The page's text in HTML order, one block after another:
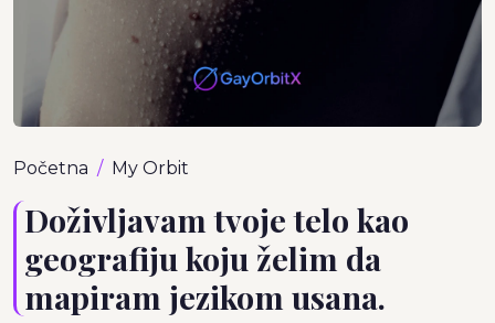
Početna My Orbit
Doživljavam tvoje telo kao
geografiju koju želim da
mapiram jezikom usana.